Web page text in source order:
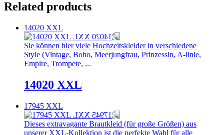
Related products
14020 XXL
Sie können hier viele Hochzeitskleider in verschiedene
Style (Vintage, Boho, Meerjungfrau, Prinzessin, A-linie,
Empire, Trompete, ...
14020 XXL
17945 XXL
Dieses extravagante Brautkleid (für große Größen) aus
unserer XXL-Kollektion ist die perfekte Wahl für alle